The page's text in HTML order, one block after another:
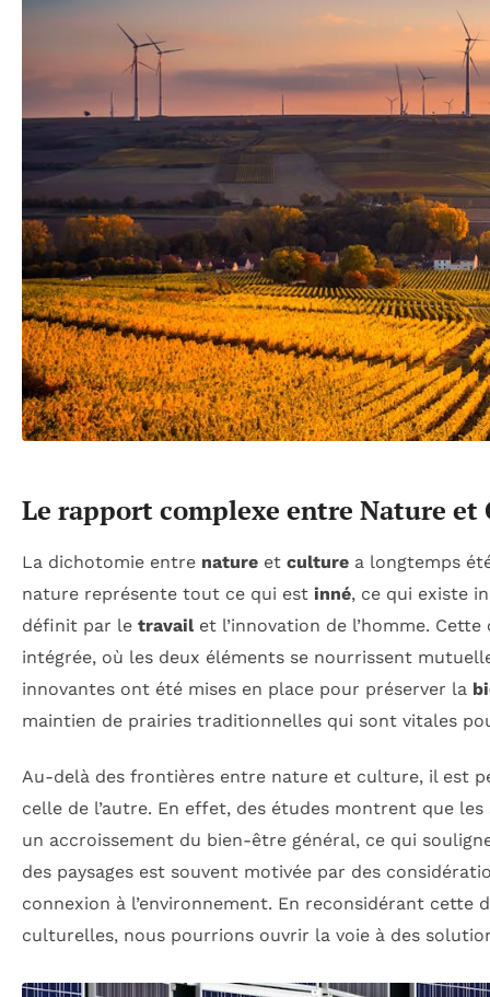
Le rapport complexe entre Nature et
La dichotomie entre nature et culture a longtemps
nature représente tout ce qui est inné, ce qui existe
définit par le travailet l’innovation de l’homme.
intégrée, où les deux éléments se nourrissent
innovantes ont été mises en place pour préserver la
maintien de prairies traditionnelles qui sont vitales
Au-delà des frontières entre nature et culture, il est
celle de l’autre. En effet, des études montrent que
un accroissement du bien-être général, ce qui
des paysages est souvent motivée par des
connexion à l’environnement. En reconsidérant
culturelles, nous pourrions ouvrir la voie à des